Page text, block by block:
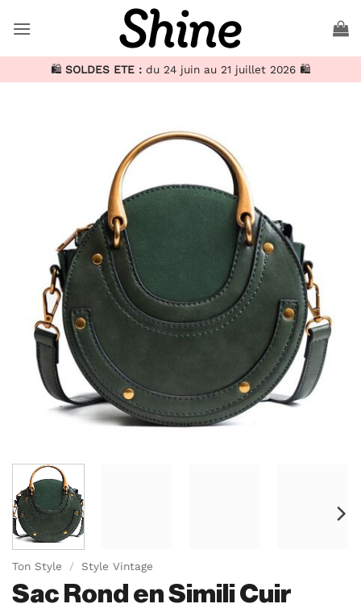
au
🛍️ SOLDES ETE : du 24 juin au 21 juillet 2026 🛍️
Ton Style / Style Vintage
Sac Rond en Simili Cuir